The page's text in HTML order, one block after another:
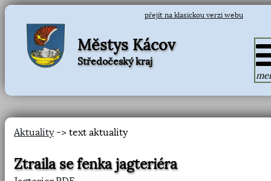
přejít na klasickou verzi webu
Městys Kácov
Středočeský kraj
Aktuality-> text aktuality
Ztraila se fenka jagteriéra